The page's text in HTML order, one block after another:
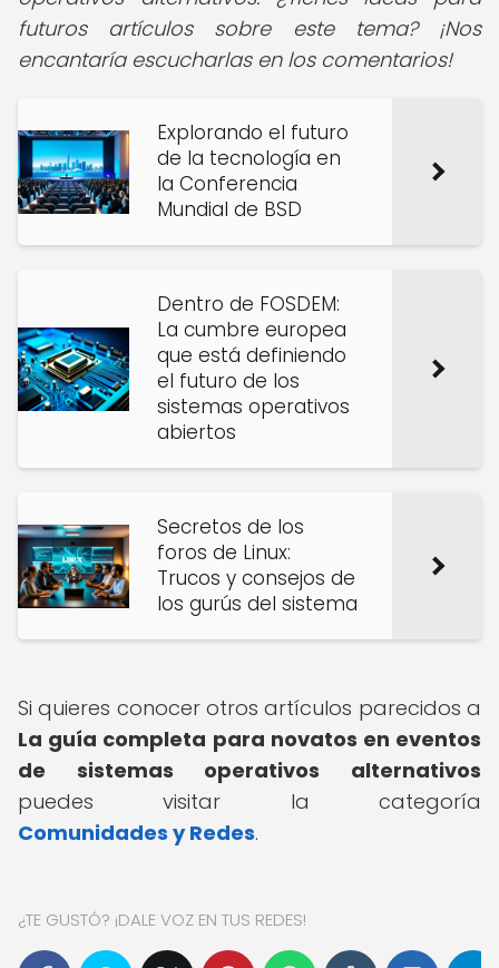
futuros artículos sobre este tema? ¡Nos
encantaría escucharlas en los comentarios!
Explorando el futuro
de la tecnología en
la Conferencia
Mundial de BSD
Dentro de FOSDEM:
La cumbre europea
que está definiendo
el futuro de los
sistemas operativos
abiertos
Secretos de los
foros de Linux:
Trucos y consejos de
los gurús del sistema
Si quieres conocer otros artículos parecidos a
La guía completa para novatos en eventos
de sistemas operativos alternativos
puedes visitar la categoría
Comunidades y Redes.
¿TE GUSTÓ? ¡DALE VOZ EN TUS REDES!